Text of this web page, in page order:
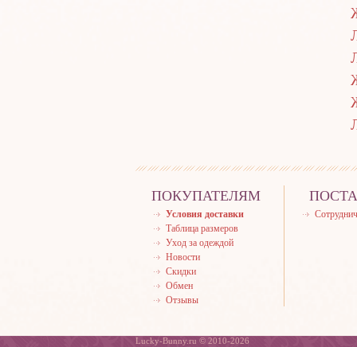
ПОКУПАТЕЛЯМ
Условия доставки
Таблица размеров
Уход за одеждой
Новости
Скидки
Обмен
Отзывы
Lucky-Bunny.ru © 2010-2026